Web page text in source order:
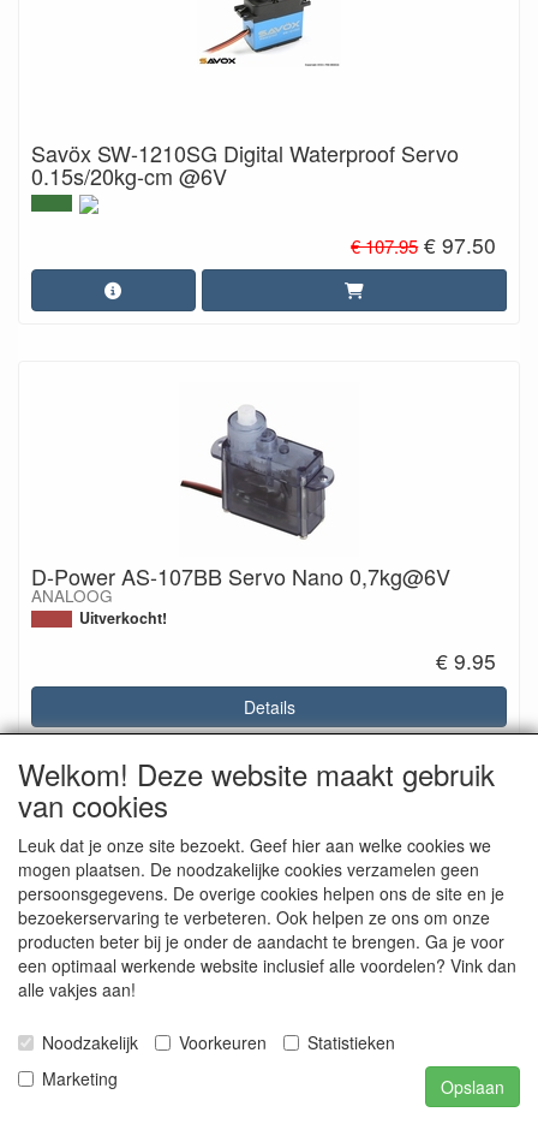
Savöx SW-1210SG Digital Waterproof Servo
0.15s/20kg-cm @6V
€ 107.95 € 97.50
D-Power AS-107BB Servo Nano 0,7kg@6V
ANALOOG
Uitverkocht!
€ 9.95
Details
D-Power AS-225BB MG ANALOG-Servo Micro
METAL GEAR, Ballbearings 22,5 x 11,5 x 24,6 mm
€ 15.95
Welkom! Deze website maakt gebruik
van cookies
Leuk dat je onze site bezoekt. Geef hier aan welke cookies we
mogen plaatsen. De noodzakelijke cookies verzamelen geen
persoonsgegevens. De overige cookies helpen ons de site en je
bezoekerservaring te verbeteren. Ook helpen ze ons om onze
producten beter bij je onder de aandacht te brengen. Ga je voor
een optimaal werkende website inclusief alle voordelen? Vink dan
alle vakjes aan!
Noodzakelijk Voorkeuren
Statistieken
Marketing
Opslaan